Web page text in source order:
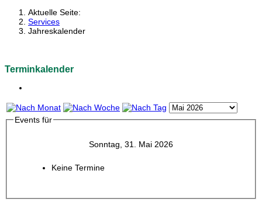
Aktuelle Seite:
Services
Jahreskalender
Terminkalender
Events für
Sonntag, 31. Mai 2026
Keine Termine